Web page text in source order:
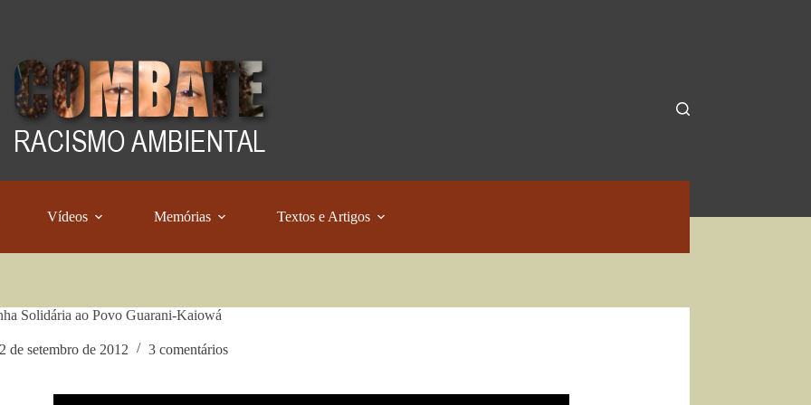
Vídeos Memórias Textos e Artigos
Solidária ao Povo Guarani-Kaiowá
de setembro de 2012 3 comentários